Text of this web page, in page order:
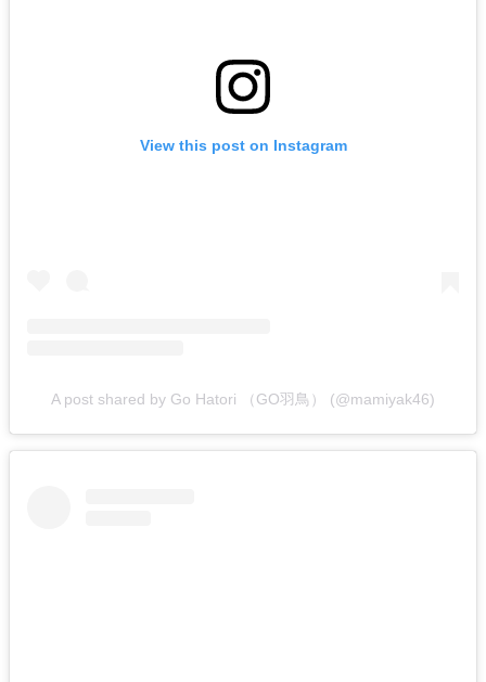
View this post on Instagram
A post shared by Go Hatori （GO羽鳥） (@mamiyak46)